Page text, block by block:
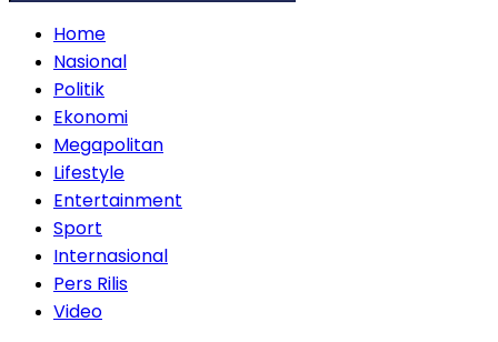
Home
Nasional
Politik
Ekonomi
Megapolitan
Lifestyle
Entertainment
Sport
Internasional
Pers Rilis
Video